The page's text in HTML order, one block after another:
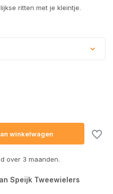
ritten met je kleintje.
winkelwagen
over 3 maanden.
Speijk Tweewielers